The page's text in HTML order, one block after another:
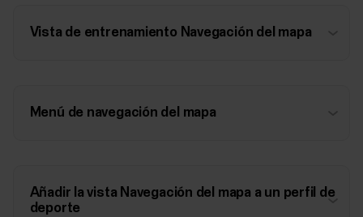
Vista de entrenamiento Navegación del mapa
Menú de navegación del mapa
Añadir la vista Navegación del mapa a un perfil de
deporte